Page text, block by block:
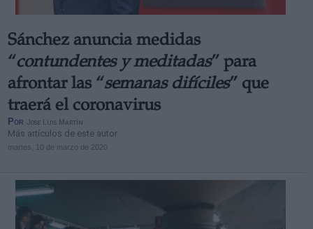
Sánchez anuncia medidas
“contundentes y meditadas” para
afrontar las “semanas difíciles” que
traerá el coronavirus
Por Jose Luis Martín
Más artículos de este autor
martes, 10 de marzo de 2020